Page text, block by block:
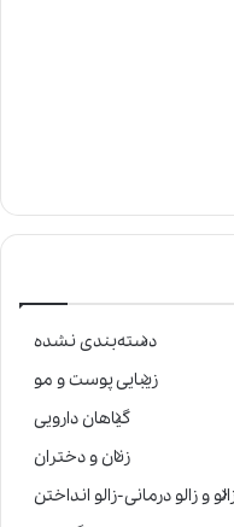
دسته‌بندی نشده
زیبایی پوست و مو
گیاهان دارویی
زنان و دختران
و زالو درمانی-زالو انداختن